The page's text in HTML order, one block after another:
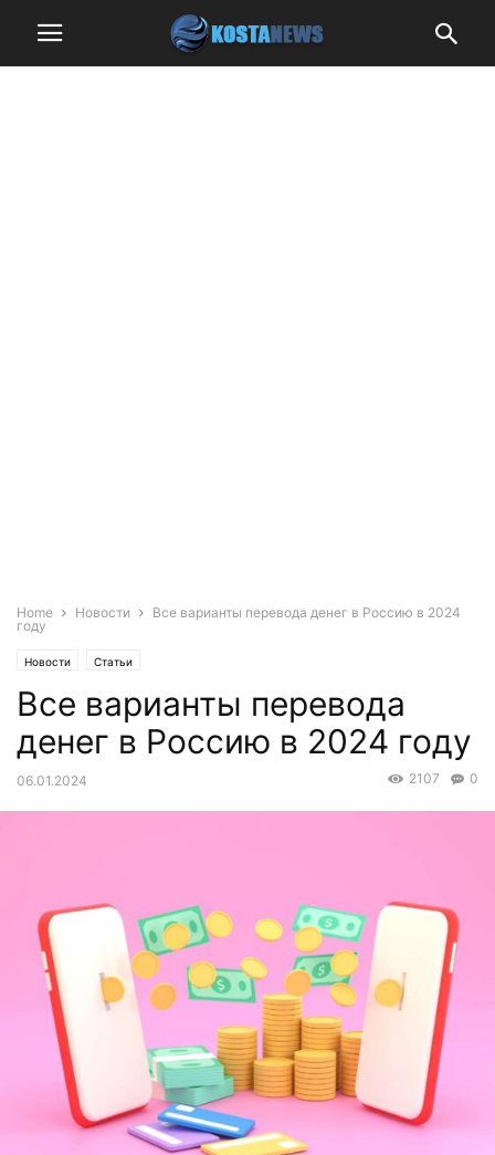
Home Новости
Все варианты перевода денег в Россию в 2024
году
Новости Статьи
Все варианты перевода
денег в Россию в 2024 году
06.01.2024 0
2107